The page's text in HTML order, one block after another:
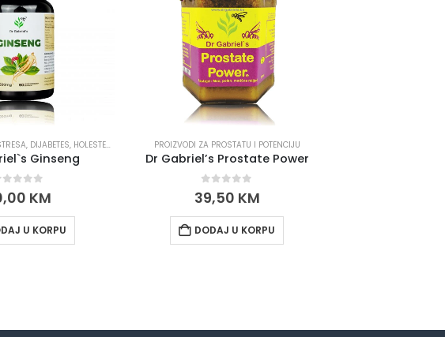
IMUNITET I DETOX,PROIZVODI ZA PROSTATU I POTENCIJU
, DIJABETES, HOLESTEROL, PRITISAK ,PROIZVODI ZA IMUNITET I DETOX,PROIZVODI ZA MRŠAVLJENJE
Ginseng
out of 5
KM
U KORPU
PROIZVODI ZA PROSTATU I POTENCIJU
Dr Gabriel’s Prostate Power
0 out of 5
39,50 KM
DODAJ U KORPU